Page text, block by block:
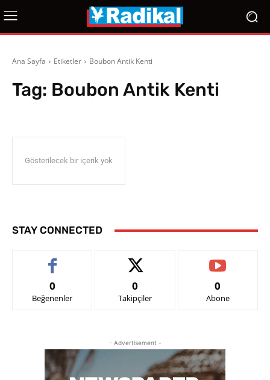
Ana Sayfa Etiketler Boubon Antik Kenti
Tag: Boubon Antik Kenti
Gösterilecek bir içerik yok
STAY CONNECTED
0
Beğenenler
0
Takipçiler
0
Abone
- Advertisement -